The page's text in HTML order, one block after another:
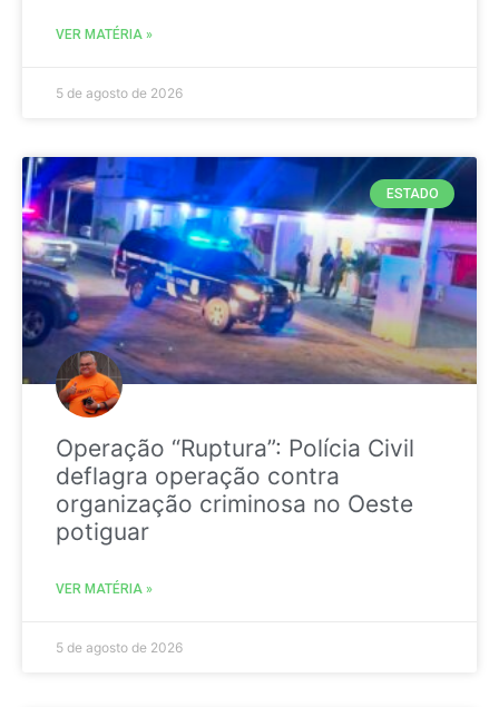
VER MATÉRIA »
5 de agosto de 2026
ESTADO
Operação “Ruptura”: Polícia Civil
deflagra operação contra
organização criminosa no Oeste
potiguar
VER MATÉRIA »
5 de agosto de 2026